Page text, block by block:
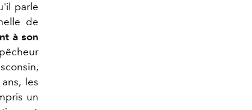
parle
de
à son
les
un